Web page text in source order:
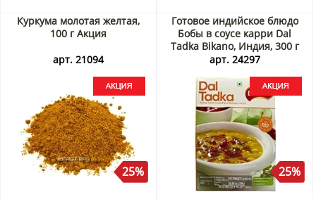
Куркума молотая желтая,
100 г Акция
арт. 21094
25%
Готовое индийское блюдо
Бобы в соусе карри Dal
Tadka Bikano, Индия, 300 г
Акция
арт. 24297
25%